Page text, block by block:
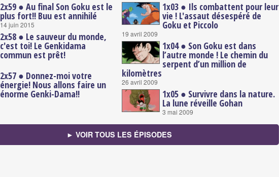
2x59 ● Au final Son Goku est le
plus fort!! Buu est annihilé
14 juin 2015
2x58 ● Le sauveur du monde,
c'est toi! Le Genkidama
commun est prêt!
2x57 ● Donnez-moi votre
énergie! Nous allons faire un
énorme Genki-Dama!!
1x03 ● Ils combattent pour leur
vie ! L'assaut désespéré de
Goku et Piccolo
19 avril 2009
1x04 ● Son Goku est dans
l’autre monde ! Le chemin du
serpent d’un million de
kilomètres
26 avril 2009
1x05 ● Survivre dans la nature.
La lune réveille Gohan
3 mai 2009
► VOIR TOUS LES ÉPISODES